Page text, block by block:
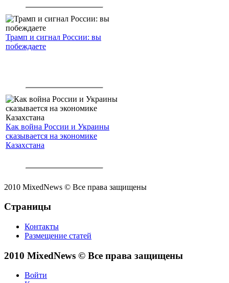
Трамп и сигнал России: вы
побеждаете
Как война России и Украины
сказывается на экономике
Казахстана
2010 MixedNews © Все права защищены
Страницы
Контакты
Размещение статей
2010 MixedNews © Все права защищены
Войти